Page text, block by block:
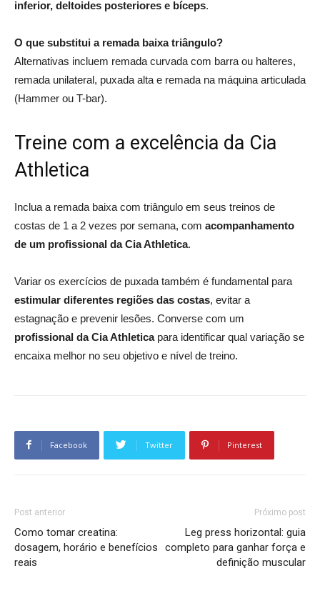
inferior, deltoides posteriores e bíceps.
O que substitui a remada baixa triângulo?
Alternativas incluem remada curvada com barra ou halteres,
remada unilateral, puxada alta e remada na máquina articulada
(Hammer ou T-bar).
Treine com a excelência da Cia
Athletica
Inclua a remada baixa com triângulo em seus treinos de
costas de 1 a 2 vezes por semana, com acompanhamento
de um profissional da Cia Athletica.
Variar os exercícios de puxada também é fundamental para
estimular diferentes regiões das costas, evitar a
estagnação e prevenir lesões. Converse com um
profissional da Cia Athleticapara identificar qual variação se
encaixa melhor no seu objetivo e nível de treino.
Facebook Twitter Pinterest
Post anterior
Como tomar creatina:
dosagem, horário e benefícios
reais
Próximo post
Leg press horizontal: guia
completo para ganhar força e
definição muscular